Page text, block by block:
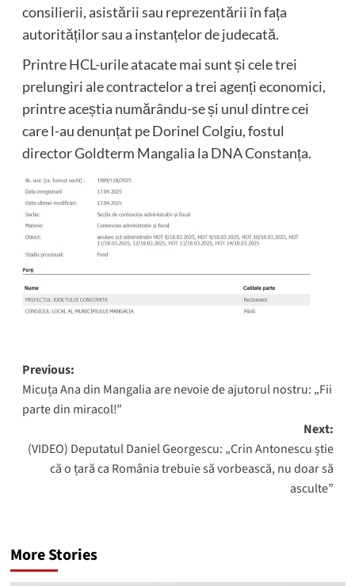
consilierii, asistării sau reprezentării în fața
autorităților sau a instanțelor de judecată.
Printre HCL-urile atacate mai sunt și cele trei
prelungiri ale contractelor a trei agenți economici,
printre aceștia numărându-se și unul dintre cei
care l-au denunțat pe Dorinel Colgiu, fostul
director Goldterm Mangalia la DNA Constanța.
Post
navigation
Previous:
Micuța Ana din Mangalia are nevoie de ajutorul nostru: „Fii
parte din miracol!”
Next:
(VIDEO) Deputatul Daniel Georgescu: „Crin Antonescu știe
că o țară ca România trebuie să vorbească, nu doar să
asculte”
More Stories